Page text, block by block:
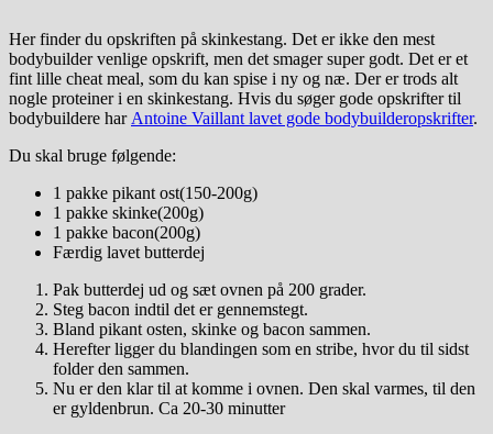
Her finder du opskriften på skinkestang. Det er ikke den mest
bodybuilder venlige opskrift, men det smager super godt. Det er et
fint lille cheat meal, som du kan spise i ny og næ. Der er trods alt
nogle proteiner i en skinkestang. Hvis du søger gode opskrifter til
bodybuildere har Antoine Vaillant lavet gode bodybuilderopskrifter.
Du skal bruge følgende:
1 pakke pikant ost(150-200g)
1 pakke skinke(200g)
1 pakke bacon(200g)
Færdig lavet butterdej
Pak butterdej ud og sæt ovnen på 200 grader.
Steg bacon indtil det er gennemstegt.
Bland pikant osten, skinke og bacon sammen.
Herefter ligger du blandingen som en stribe, hvor du til sidst
folder den sammen.
Nu er den klar til at komme i ovnen. Den skal varmes, til den
er gyldenbrun. Ca 20-30 minutter